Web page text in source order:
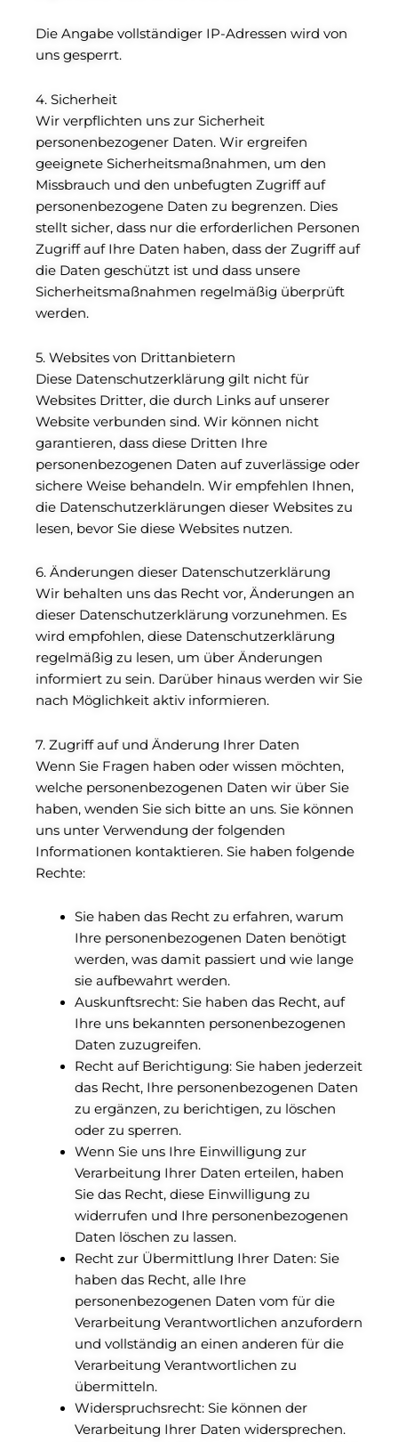
Die Angabe vollständiger IP-Adressen wird von
uns gesperrt.
4. Sicherheit
Wir verpflichten uns zur Sicherheit
personenbezogener Daten. Wir ergreifen
geeignete Sicherheitsmaßnahmen, um den
Missbrauch und den unbefugten Zugriff auf
personenbezogene Daten zu begrenzen. Dies
stellt sicher, dass nur die erforderlichen Personen
Zugriff auf Ihre Daten haben, dass der Zugriff auf
die Daten geschützt ist und dass unsere
Sicherheitsmaßnahmen regelmäßig überprüft
werden.
5. Websites von Drittanbietern
Diese Datenschutzerklärung gilt nicht für
Websites Dritter, die durch Links auf unserer
Website verbunden sind. Wir können nicht
garantieren, dass diese Dritten Ihre
personenbezogenen Daten auf zuverlässige oder
sichere Weise behandeln. Wir empfehlen Ihnen,
die Datenschutzerklärungen dieser Websites zu
lesen, bevor Sie diese Websites nutzen.
6. Änderungen dieser Datenschutzerklärung
Wir behalten uns das Recht vor, Änderungen an
dieser Datenschutzerklärung vorzunehmen. Es
wird empfohlen, diese Datenschutzerklärung
regelmäßig zu lesen, um über Änderungen
informiert zu sein. Darüber hinaus werden wir Sie
nach Möglichkeit aktiv informieren.
7. Zugriff auf und Änderung Ihrer Daten
Wenn Sie Fragen haben oder wissen möchten,
welche personenbezogenen Daten wir über Sie
haben, wenden Sie sich bitte an uns. Sie können
uns unter Verwendung der folgenden
Informationen kontaktieren. Sie haben folgende
Rechte:
Sie haben das Recht zu erfahren, warum
Ihre personenbezogenen Daten benötigt
werden, was damit passiert und wie lange
sie aufbewahrt werden.
Auskunftsrecht: Sie haben das Recht, auf
Ihre uns bekannten personenbezogenen
Daten zuzugreifen.
Recht auf Berichtigung: Sie haben jederzeit
das Recht, Ihre personenbezogenen Daten
zu ergänzen, zu berichtigen, zu löschen
oder zu sperren.
Wenn Sie uns Ihre Einwilligung zur
Verarbeitung Ihrer Daten erteilen, haben
Sie das Recht, diese Einwilligung zu
widerrufen und Ihre personenbezogenen
Daten löschen zu lassen.
Recht zur Übermittlung Ihrer Daten: Sie
haben das Recht, alle Ihre
personenbezogenen Daten vom für die
Verarbeitung Verantwortlichen anzufordern
und vollständig an einen anderen für die
Verarbeitung Verantwortlichen zu
übermitteln.
Widerspruchsrecht: Sie können der
Verarbeitung Ihrer Daten widersprechen.